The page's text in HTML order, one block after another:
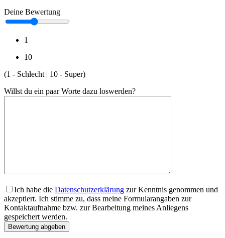
Deine Bewertung
1
10
(1 - Schlecht | 10 - Super)
Willst du ein paar Worte dazu loswerden?
Ich habe die Datenschutzerklärung zur Kenntnis genommen und
akzeptiert. Ich stimme zu, dass meine Formularangaben zur
Kontaktaufnahme bzw. zur Bearbeitung meines Anliegens
gespeichert werden.